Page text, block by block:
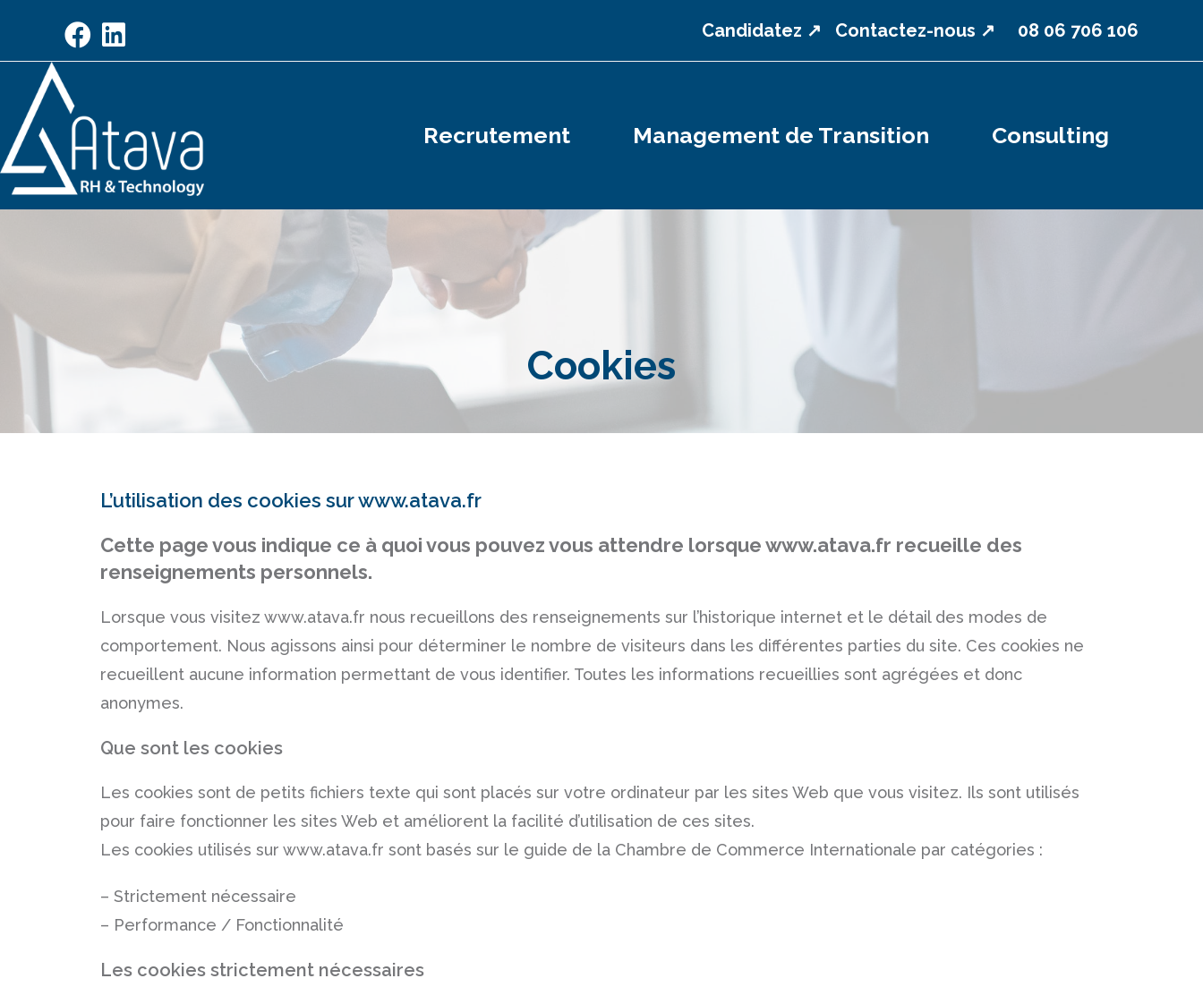
Candidatez ↗ Contactez-nous ↗ 08 06 706 106
Recrutement Management de Transition Consulting
Cookies
L’utilisation des cookies sur www.atava.fr
Cette page vous indique ce à quoi vous pouvez vous attendre lorsquewww.atava.fr recueille des
renseignements personnels.
Lorsque vous visitez www.atava.fr nous recueillons des renseignements sur l’historique internet et le détail des modes de
comportement. Nous agissons ainsi pour déterminer le nombre de visiteurs dans les différentes parties du site. Ces cookies ne
recueillent aucune information permettant de vous identifier. Toutes les informations recueillies sont agrégées et donc
anonymes.
Que sont les cookies
Les cookies sont de petits fichiers texte qui sont placés sur votre ordinateur par les sites Web que vous visitez. Ils sont utilisés
pour faire fonctionner les sites Web et améliorent la facilité d’utilisation de ces sites.
Les cookies utilisés sur www.atava.fr sont basés sur le guide de la Chambre de Commerce Internationale par catégories :
– Strictement nécessaire
– Performance / Fonctionnalité
Les cookies strictement nécessaires